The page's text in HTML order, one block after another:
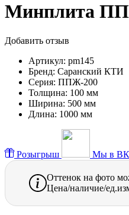
Минплита
Добавить отзыв
Артикул: pm145
Бренд: Саранский КТИ
Серия: ППЖ-200
Толщина: 100 мм
Ширина: 500 мм
Длина: 1000 мм
Розыгрыш Мы в
Оттенок на фото
Цена/наличие/